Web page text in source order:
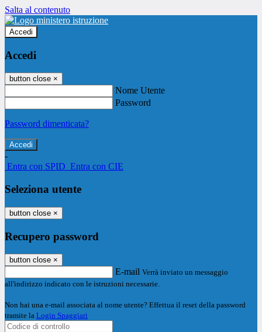
Salta al contenuto
Accedi
Accedi
button close ×
Nome Utente
Password
Password dimenticata?
-
Entra con SPID Entra con CIE
Seleziona utente
button close ×
Recupero password
button close ×
E-mail Verrà inviato un messaggio
all'indirizzo indicato con le istruzioni necessarie.
Non hai una e-mail associata al nome utente? Effettua il reset della password
tramite la Login Spaggiari